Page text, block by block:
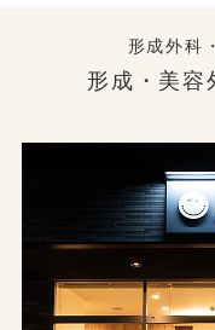
形成外科
形成・美容